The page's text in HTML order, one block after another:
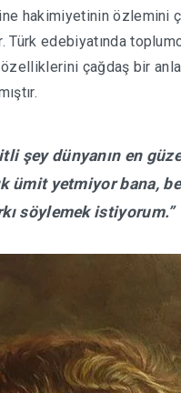
hakimiyetinin özlemini
Türk edebiyatında
çağdaş bir
şey dünyanın en
ümit yetmiyor bana,
söylemek istiyorum.”